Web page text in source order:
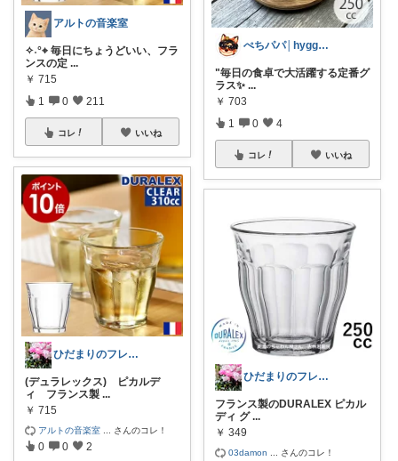
アルトの音楽室
✧˖°⌖ 毎日にちょうどいい、フラ
ンスの定 ...
￥ 715
1 0 211
コレ いいね
ひだまりのフレンチ🩷ガーデン
(デュラレックス) ピカルデ
ィ フランス製 ...
￥ 715
アルトの音楽室 さんのコレ！
0 0 2
ぺちパパ│hyggeな心意気を大切に🌿
"毎日の食卓で大活躍する定番グ
ラス✨️ ...
￥ 703
1 0 4
コレ いいね
ひだまりのフレンチ🩷ガーデン
フランス製のDURALEX ピカル
ディ グ ...
￥ 349
03damon さんのコレ！